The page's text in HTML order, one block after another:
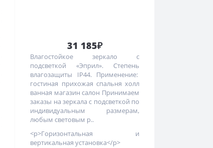
31 185₽
Влагостойкое зеркало с
подсветкой «Эприл». Степень
влагозащиты IP44. Применение:
гостиная прихожая спальня холл
ванная магазин салон Принимаем
заказы на зеркала с подсветкой по
индивидуальным размерам,
любым световым р..
<p>Горизонтальная и
вертикальная установка</p>